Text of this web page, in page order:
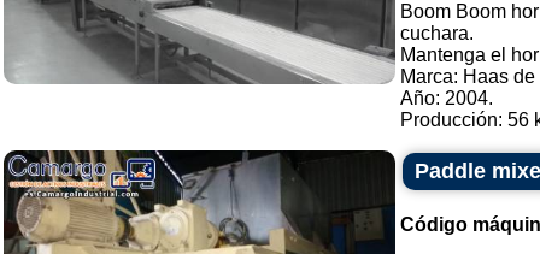
Boom Boom
cuchara.
Mantenga el
Marca: Haas
Año: 2004.
Producción: 56
Paddle
Código